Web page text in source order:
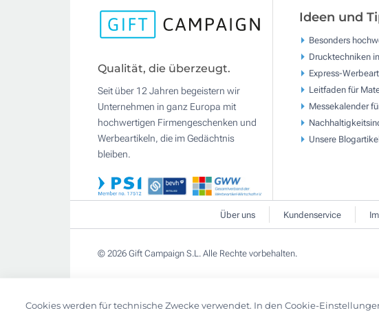
Qualität, die überzeugt.
Seit über 12 Jahren begeistern wir
Unternehmen in ganz Europa mit
hochwertigen Firmengeschenken und
Werbeartikeln, die im Gedächtnis
bleiben.
Ideen und
Besonders
Drucktechniken
Express-
Leitfaden für
Messekalender
Unsere
Über uns Kundenservice
© 2026 Gift Campaign S.L. Alle Rechte vorbehalten.
Cookies werden für technische Zwecke verwendet. In den Cookie-